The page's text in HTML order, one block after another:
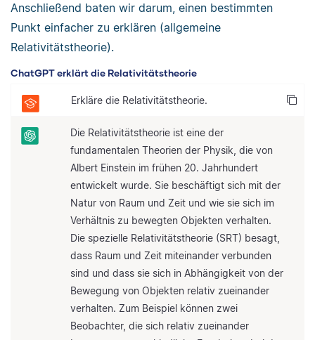
Anschließend baten wir darum, einen bestimmten
Punkt einfacher zu erklären (allgemeine
Relativitätstheorie).
ChatGPT erklärt die Relativitätstheorie
Erkläre die Relativitätstheorie.
Die Relativitätstheorie ist eine der
fundamentalen Theorien der Physik, die von
Albert Einstein im frühen 20. Jahrhundert
entwickelt wurde. Sie beschäftigt sich mit der
Natur von Raum und Zeit und wie sie sich im
Verhältnis zu bewegten Objekten verhalten.
Die spezielle Relativitätstheorie (SRT) besagt,
dass Raum und Zeit miteinander verbunden
sind und dass sie sich in Abhängigkeit von der
Bewegung von Objekten relativ zueinander
verhalten. Zum Beispiel können zwei
Beobachter, die sich relativ zueinander